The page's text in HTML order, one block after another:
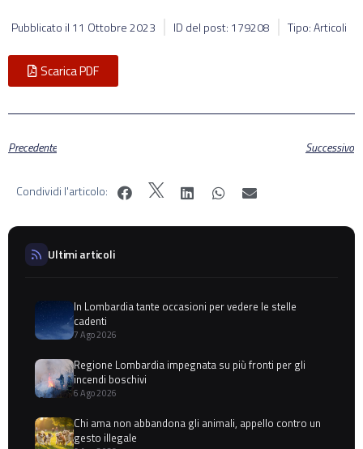
Pubblicato il 11 Ottobre 2023 ID del post: 179208 Tipo: Articoli
Scarica PDF
Precedente Successivo
Condividi l'articolo:
Ultimi articoli
In Lombardia tante occasioni per vedere le stelle
cadenti
7 Ago 2026
Regione Lombardia impegnata su più fronti per gli
incendi boschivi
6 Ago 2026
Chi ama non abbandona gli animali, appello contro un
gesto illegale